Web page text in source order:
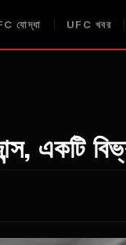
যোদ্ধা UFC খবর
একটি